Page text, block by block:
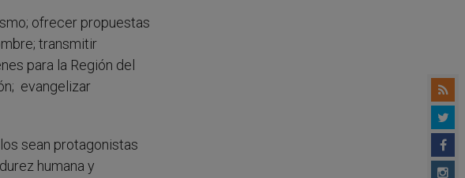
ofrecer propuestas
transmitir
para la Región del
evangelizar
sean protagonistas
humana y